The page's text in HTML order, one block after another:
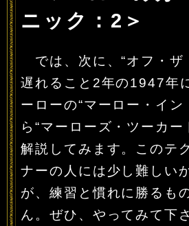
ニック：2＞
では、次に、“オフ・ザ
遅れること2年の1947年
ーローの“マーロー・イン
ら“マーローズ・ツーカー
解説してみます。このテ
ナーの人には少し難しい
が、練習と慣れに勝るも
ん。ぜひ、やってみて下